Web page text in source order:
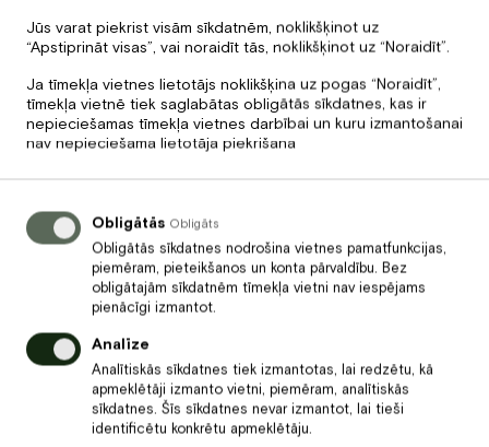
2€
Grauzdiņš ar baravikām
Jūs varat piekrist visām sīkdatnēm, noklikšķinot uz
“Apstiprināt visas”, vai noraidīt tās, noklikšķinot uz “Noraidīt”.
Ja tīmekļa vietnes lietotājs noklikšķina uz pogas “Noraidīt”,
tīmekļa vietnē tiek saglabātas obligātās sīkdatnes, kas ir
nepieciešamas tīmekļa vietnes darbībai un kuru izmantošanai
nav nepieciešama lietotāja piekrišana
Obligātās Obligāts
Obligātās sīkdatnes nodrošina vietnes pamatfunkcijas,
piemēram, pieteikšanos un konta pārvaldību. Bez
obligātajām sīkdatnēm tīmekļa vietni nav iespējams
pienācīgi izmantot.
Analīze
Analītiskās sīkdatnes tiek izmantotas, lai redzētu, kā
apmeklētāji izmanto vietni, piemēram, analītiskās
sīkdatnes. Šīs sīkdatnes nevar izmantot, lai tieši
identificētu konkrētu apmeklētāju.